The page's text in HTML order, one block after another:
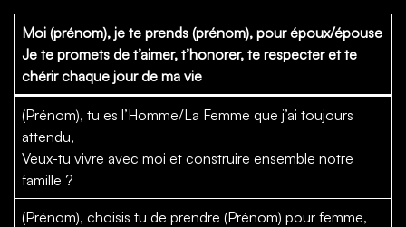
Moi (prénom), je te prends (prénom), pour époux/épouse
Je te promets de t’aimer, t’honorer, te respecter et te
chérir chaque jour de ma vie
(Prénom), tu es l’Homme/La Femme que j’ai toujours
attendu,
Veux-tu vivre avec moi et construire ensemble notre
famille ?
(Prénom), choisis tu de prendre (Prénom) pour femme,